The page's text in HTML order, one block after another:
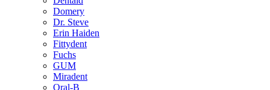
Domery
Dr. Steve
Erin Haiden
Fittydent
Fuchs
GUM
Miradent
Oral-B